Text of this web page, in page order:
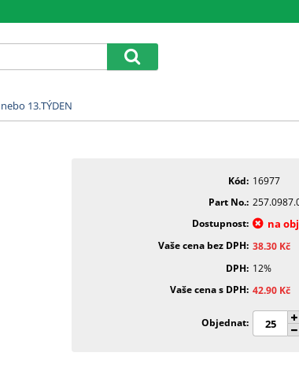
13.TÝDEN
Kód 16977
Part No.
Dostupnost
na
Vaše cena bez DPH 38.30 Kč
DPH 12%
Vaše cena s DPH 42.90 Kč
Objednat